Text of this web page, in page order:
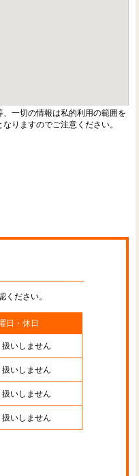
、一切の情報は私的利用の範囲を
りますのでご注意ください。
ださい。
日・休日
扱いしません
扱いしません
扱いしません
扱いしません